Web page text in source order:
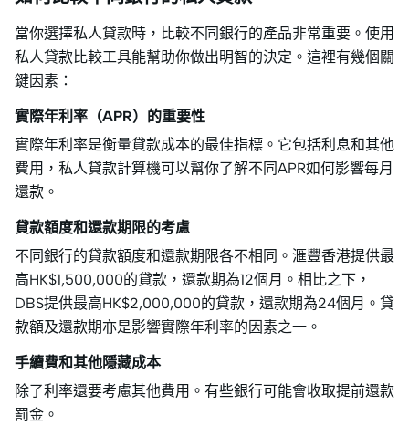
當你選擇私人貸款時，比較不同銀行的產品非常重要。使用
私人貸款比較工具能幫助你做出明智的決定。這裡有幾個關
鍵因素：
實際年利率（APR）的重要性
實際年利率是衡量貸款成本的最佳指標。它包括利息和其他
費用，私人貸款計算機可以幫你了解不同APR如何影響每月
還款。
貸款額度和還款期限的考慮
不同銀行的貸款額度和還款期限各不相同。滙豐香港提供最
高HK$1,500,000的貸款，還款期為12個月。相比之下，
DBS提供最高HK$2,000,000的貸款，還款期為24個月。貸
款額及還款期亦是影響實際年利率的因素之一。
手續費和其他隱藏成本
除了利率還要考慮其他費用。有些銀行可能會收取提前還款
罰金。